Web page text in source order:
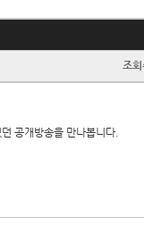
조
공개방송을 만나봅니다.